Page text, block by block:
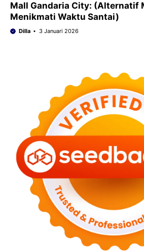
Mall Gandaria City: (Alternatif
Menikmati Waktu Santai)
Dilla 3 Januari 2026